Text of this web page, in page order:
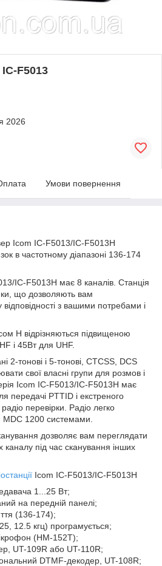
F5013
2026
Умови повернення
Icom IC-F5013/IC-F5013H
в частотному діапазоні 136-174
IC-F5013H має 8 каналів. Станція
що дозволяють вам
з вашими потребами і
H відрізняються підвищеною
і 45Вт для UHF.
2-тонові і 5-тонові, CTCSS, DCS
свої власні групи для розмов і
Icom IC-F5013/IC-F5013H має
передачі PTTID і екстреного
перевірки. Радіо легко
MDC 1200 системами.
дозволяє вам переглядати
каналу під час сканування інших
Icom IC-F5013/IC-F5013H
1...25 Вт;
на передній панелі;
(136-174);
12.5 кгц) програмується;
(HM-152T);
UT-109R або UT-110R;
DTMF-декодер, UT-108R;